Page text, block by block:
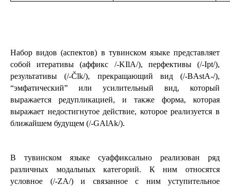
Набор видов (аспектов) в тувинском языке представляет
собой итеративы (аффикс /-KIlA/), перфективы (/-Ipt/),
результативы (/-Člk/), прекращающий вид (/-BAstA-/),
“эмфатический” или усилительный вид, который
выражается редупликацией, и также форма, которая
выражает недостигнутое действие, которое реализуется в
ближайшем будущем (/-GAlAk/).
В тувинском языке суаффиксально реализован ряд
различных модальных категорий. К ним относятся
условное (/-ZA/) и связанное с ним уступительное